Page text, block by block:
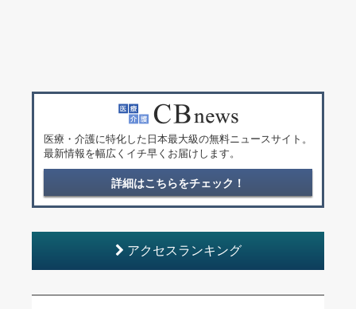
医療・介護に特化した日本最大級の無料ニュースサイト。
最新情報を幅広くイチ早くお届けします。
詳細はこちらをチェック！
アクセスランキング